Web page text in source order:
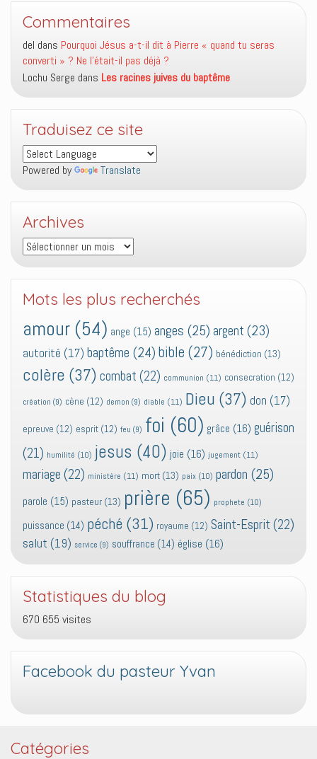
Commentaires
del dans Pourquoi Jésus a-t-il dit à Pierre « quand tu seras
converti » ? Ne l’était-il pas déjà ?
Lochu Serge dans Les racines juives du baptême
Traduisez ce site
Powered by Translate
Archives
Archives
Mots les plus recherchés
amour (54) ange (15) anges (25) argent (23)
autorité (17) baptême (24) bible (27) bénédiction (13)
colère (37) combat (22) communion (11) consecration (12)
création (9) cène (12) demon (9) diable (11) Dieu (37) don (17)
epreuve (12) esprit (12) feu (9) foi (60) grâce (16) guérison
(21) humilité (10) jesus (40) joie (16) jugement (11)
mariage (22) ministère (11) mort (13) paix (10) pardon (25)
parole (15) pasteur (13) prière (65) prophete (10)
puissance (14) péché (31) royaume (12) Saint-Esprit (22)
salut (19) service (9) souffrance (14) église (16)
Statistiques du blog
670 655 visites
Facebook du pasteur Yvan
Catégories